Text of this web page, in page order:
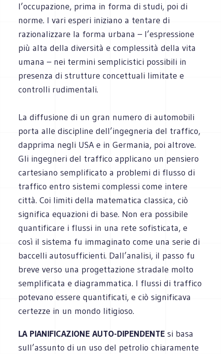
l’occupazione, prima in forma di studi, poi di
norme. I vari esperi iniziano a tentare di
razionalizzare la forma urbana – l’espressione
più alta della diversità e complessità della vita
umana – nei termini semplicistici possibili in
presenza di strutture concettuali limitate e
controlli rudimentali.
La diffusione di un gran numero di automobili
porta alle discipline dell’ingegneria del traffico,
dapprima negli USA e in Germania, poi altrove.
Gli ingegneri del traffico applicano un pensiero
cartesiano semplificato a problemi di flusso di
traffico entro sistemi complessi come intere
città. Coi limiti della matematica classica, ciò
significa equazioni di base. Non era possibile
quantificare i flussi in una rete sofisticata, e
così il sistema fu immaginato come una serie di
baccelli autosufficienti. Dall’analisi, il passo fu
breve verso una progettazione stradale molto
semplificata e diagrammatica. I flussi di traffico
potevano essere quantificati, e ciò significava
certezze in un mondo litigioso.
LA PIANIFICAZIONE AUTO-DIPENDENTEsi basa
sull’assunto di un uso del petrolio chiaramente